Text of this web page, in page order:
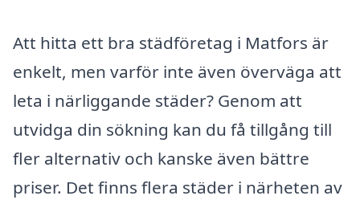
Att hitta ett bra städföretag i Matfors är
enkelt, men varför inte även överväga att
leta i närliggande städer? Genom att
utvidga din sökning kan du få tillgång till
fler alternativ och kanske även bättre
priser. Det finns flera städer i närheten av